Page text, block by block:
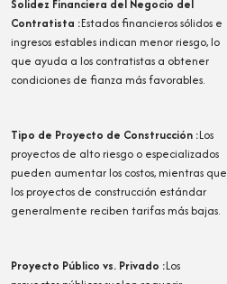
Solidez Financiera del Negocio del
Contratista :Estados financieros sólidos e
ingresos estables indican menor riesgo, lo
que ayuda a los contratistas a obtener
condiciones de fianza más favorables.
Tipo de Proyecto de Construcción :Los
proyectos de alto riesgo o especializados
pueden aumentar los costos, mientras que
los proyectos de construcción estándar
generalmente reciben tarifas más bajas.
Proyecto Público vs. Privado :Los